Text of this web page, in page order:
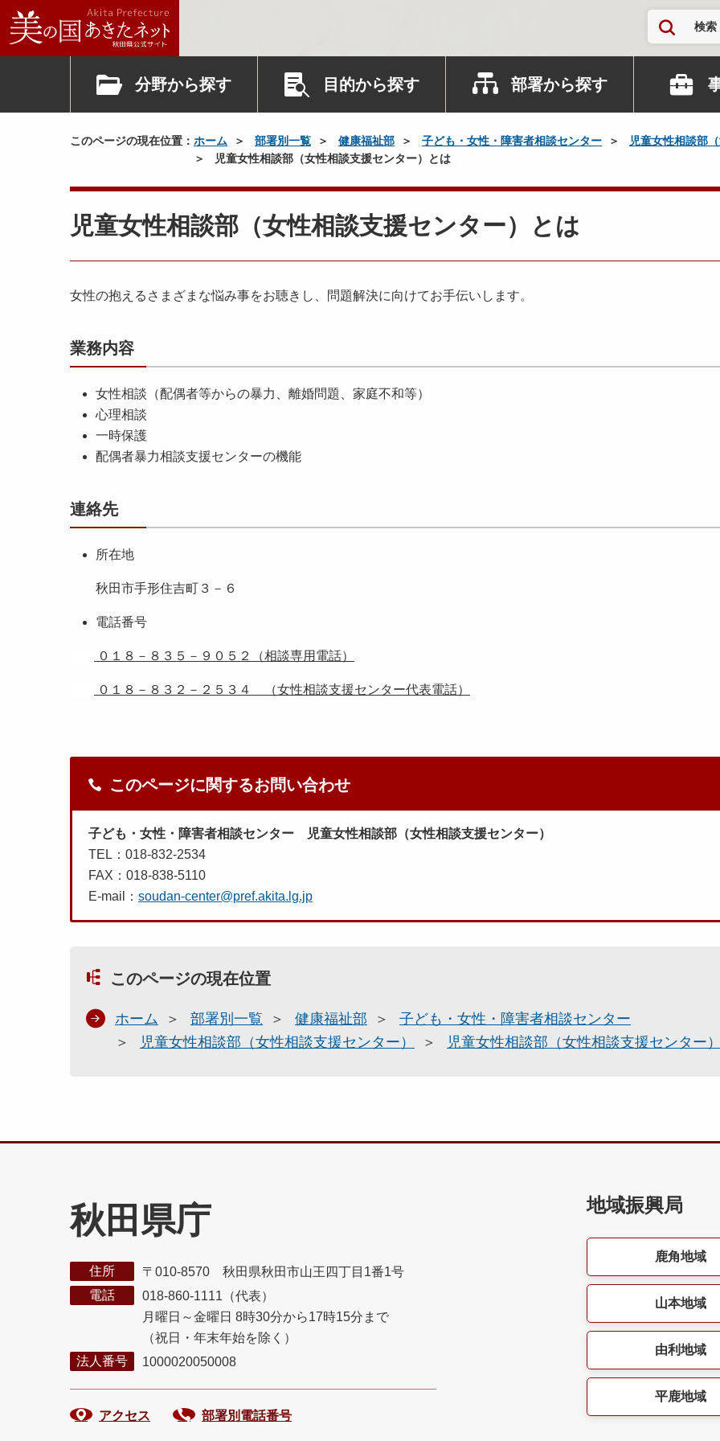
検索
分野から探す 目的から探す 部署から探す
このページの現在位置： ホーム 部署別一覧 健康福祉部 子ども・女性・障害者相談センター
児童女性相談部
児童女性相談部（女性相談支援センター）とは
児童女性相談部（女性相談支援センター）とは
女性の抱えるさまざまな悩み事をお聴きし、問題解決に向けてお手伝いします。
業務内容
女性相談（配偶者等からの暴力、離婚問題、家庭不和等）
心理相談
一時保護
配偶者暴力相談支援センターの機能
連絡先
所在地
秋田市手形住吉町３－６
電話番号
０１８－８３５－９０５２（相談専用電話）
０１８－８３２－２５３４ （女性相談支援センター代表電話）
このページに関するお問い合わせ
子ども・女性・障害者相談センター 児童女性相談部（女性相談支援センター）
TEL：018-832-2534
FAX：018-838-5110
E-mail： soudan-center@pref.akita.lg.jp
このページの現在位置
ホーム 部署別一覧 健康福祉部
子ども・女性・障害者相談センター
児童女性相談部（女性相談支援センター）
児童女性相談部（女性相談支援センター
秋田県庁
住所
〒010-8570 秋田県秋田市山王四丁目1番1号
電話
018-860-1111（代表）
月曜日～金曜日 8時30分から17時15分まで
（祝日・年末年始を除く）
法人番号
1000020050008
アクセス 部署別電話番号
地域振興局
鹿角地域
山本地域
由利地域
平鹿地域